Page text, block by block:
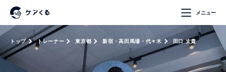
メニュー
トップ トレーナー 東京都 新宿・高田馬場・代々木 田口 丈貴